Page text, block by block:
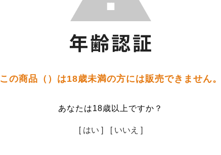
この商品（）は18歳未満の方には販売できません。
あなたは18歳以上ですか？
[ はい ] [ いいえ ]